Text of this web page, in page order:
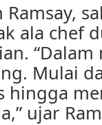
ala chef
“Dalam
Mulai
hingga
ujar